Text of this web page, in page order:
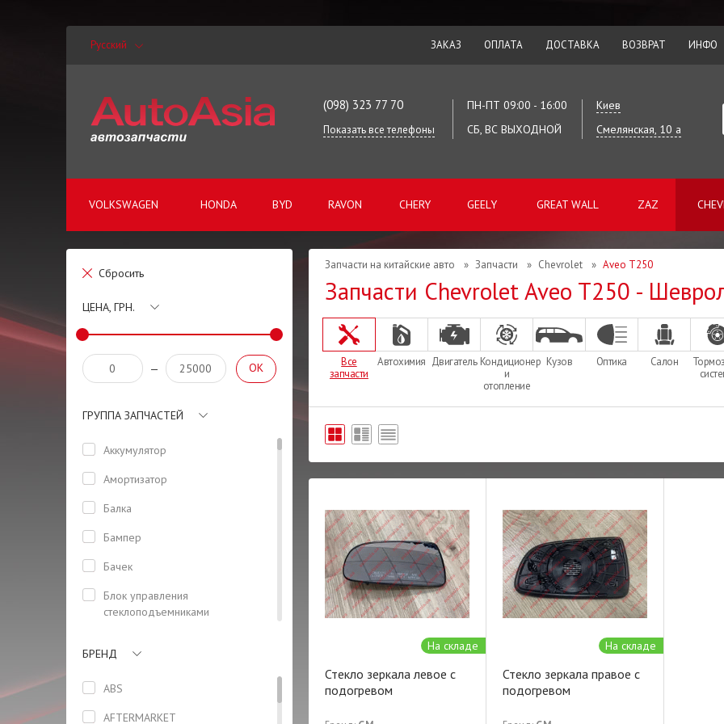
Русский ЗАКАЗ ОПЛАТА ДОСТАВКА ВОЗВРАТ ИНФО
(098) 323 77 70
Показать все телефоны
ПН-ПТ 09:00 - 16:00
СБ, ВС ВЫХОДНОЙ
Киев
Смелянская, 10 а
VOLKSWAGEN HONDA BYD RAVON CHERY GEELY GREAT WALL ZAZ
Сбросить
ЦЕНА, ГРН.
— OK
ГРУППА ЗАПЧАСТЕЙ
Аккумулятор
Амортизатор
Балка
Бампер
Бачек
Блок управления
стеклоподъемниками
Боковая панель кузова
Болт
Бризговик задний левый
БРЕНД
ABS
AFTERMARKET
Запчасти на китайские авто » Запчасти » Chevrolet » Aveo T250
Запчасти Chevrolet Aveo T250 -
Все
запчасти
Автохимия Двигатель Кондиционер
и
отопление
Кузов Оптика Салон
На складе
Стекло зеркала левое с
подогревом
На складе
Стекло зеркала правое с
подогревом